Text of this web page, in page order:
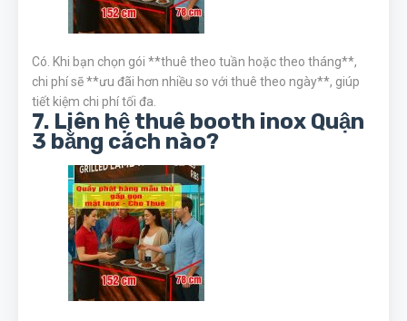
Có. Khi bạn chọn gói **thuê theo tuần hoặc theo tháng**,
chi phí sẽ **ưu đãi hơn nhiều so với thuê theo ngày**, giúp
tiết kiệm chi phí tối đa.
7. Liên hệ thuê booth inox Quận
3 bằng cách nào?